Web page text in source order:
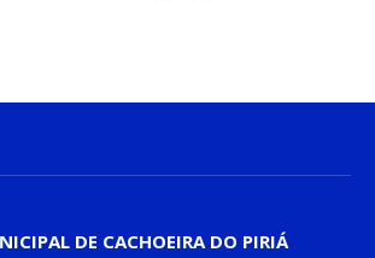
DE CACHOEIRA DO PIRIÁ